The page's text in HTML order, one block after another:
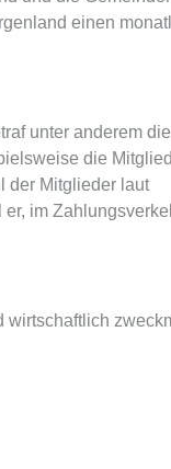
einen
unter anderem die
die
der Mitglieder laut
im
wirtschaftlich